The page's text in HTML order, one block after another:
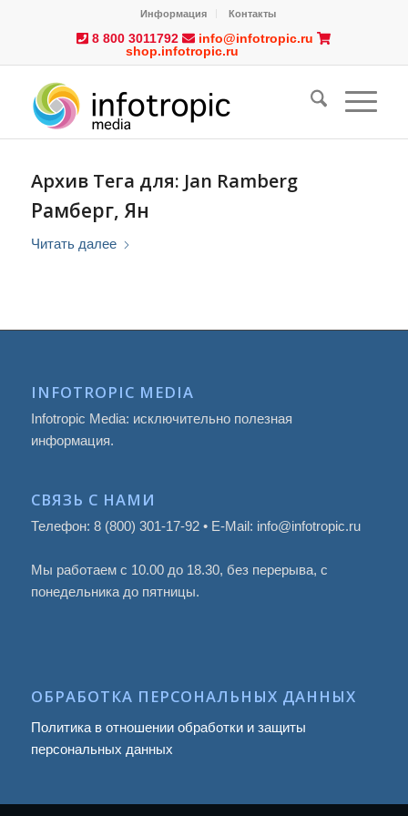
Информация Контакты
8 800 3011792
info@infotropic.ru
shop.infotropic.ru
Архив Тега для: Jan Ramberg
Рамберг, Ян
Читать далее
INFOTROPIC MEDIA
Infotropic Media: исключительно полезная
информация.
СВЯЗЬ С НАМИ
Телефон: 8 (800) 301-17-92 • E-Mail: info@infotropic.ru
Мы работаем с 10.00 до 18.30, без перерыва, с
понедельника до пятницы.
ОБРАБОТКА ПЕРСОНАЛЬНЫХ ДАННЫХ
Политика в отношении обработки и защиты
персональных данных